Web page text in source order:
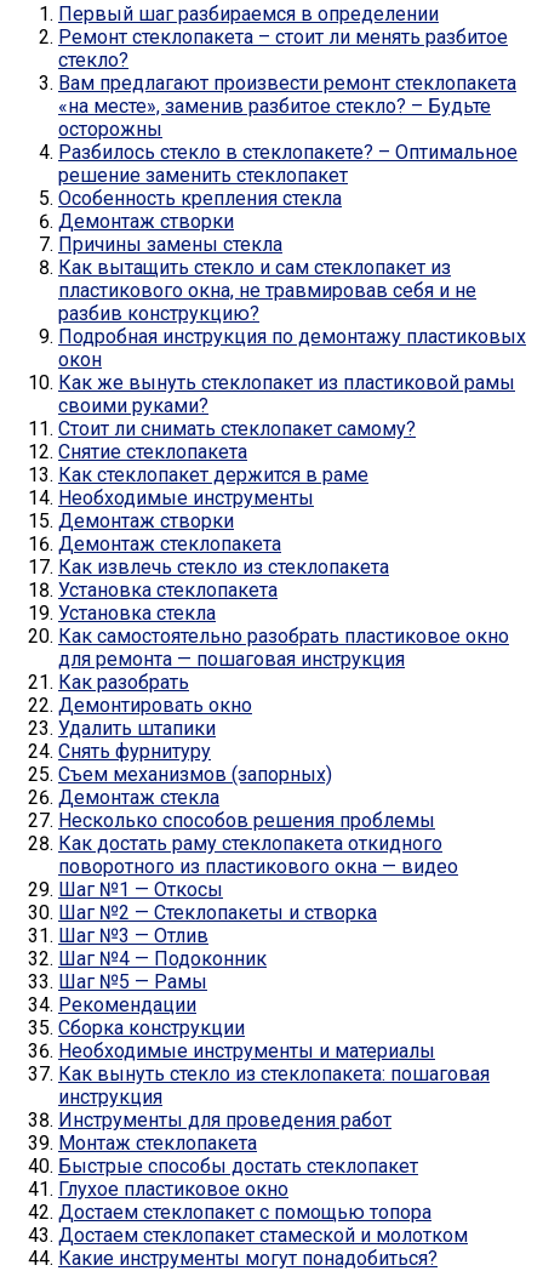
Первый шаг разбираемся в определении
Ремонт стеклопакета – стоит ли менять разбитое
стекло?
Вам предлагают произвести ремонт стеклопакета
«на месте», заменив разбитое стекло? – Будьте
осторожны
Разбилось стекло в стеклопакете? – Оптимальное
решение заменить стеклопакет
Особенность крепления стекла
Демонтаж створки
Причины замены стекла
Как вытащить стекло и сам стеклопакет из
пластикового окна, не травмировав себя и не
разбив конструкцию?
Подробная инструкция по демонтажу пластиковых
окон
Как же вынуть стеклопакет из пластиковой рамы
своими руками?
Стоит ли снимать стеклопакет самому?
Снятие стеклопакета
Как стеклопакет держится в раме
Необходимые инструменты
Демонтаж створки
Демонтаж стеклопакета
Как извлечь стекло из стеклопакета
Установка стеклопакета
Установка стекла
Как самостоятельно разобрать пластиковое окно
для ремонта — пошаговая инструкция
Как разобрать
Демонтировать окно
Удалить штапики
Снять фурнитуру
Съем механизмов (запорных)
Демонтаж стекла
Несколько способов решения проблемы
Как достать раму стеклопакета откидного
поворотного из пластикового окна — видео
Шаг №1 — Откосы
Шаг №2 — Стеклопакеты и створка
Шаг №3 — Отлив
Шаг №4 — Подоконник
Шаг №5 — Рамы
Рекомендации
Сборка конструкции
Необходимые инструменты и материалы
Как вынуть стекло из стеклопакета: пошаговая
инструкция
Инструменты для проведения работ
Монтаж стеклопакета
Быстрые способы достать стеклопакет
Глухое пластиковое окно
Достаем стеклопакет с помощью топора
Достаем стеклопакет стамеской и молотком
Какие инструменты могут понадобиться?